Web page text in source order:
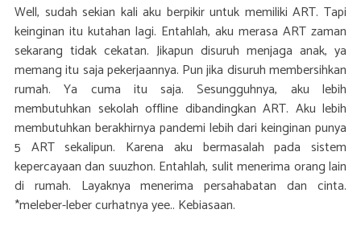
Well, sudah sekian kali aku berpikir untuk memiliki ART. Tapi
keinginan itu kutahan lagi. Entahlah, aku merasa ART zaman
sekarang tidak cekatan. Jikapun disuruh menjaga anak, ya
memang itu saja pekerjaannya. Pun jika disuruh membersihkan
rumah. Ya cuma itu saja. Sesungguhnya, aku lebih
membutuhkan sekolah offline dibandingkan ART. Aku lebih
membutuhkan berakhirnya pandemi lebih dari keinginan punya
5 ART sekalipun. Karena aku bermasalah pada sistem
kepercayaan dan suuzhon. Entahlah, sulit menerima orang lain
di rumah. Layaknya menerima persahabatan dan cinta.
*meleber-leber curhatnya yee.. Kebiasaan.